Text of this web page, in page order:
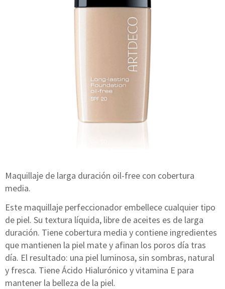
Maquillaje de larga duración oil-free con cobertura
media.
Este maquillaje perfeccionador embellece cualquier tipo
de piel. Su textura líquida, libre de aceites es de larga
duración. Tiene cobertura media y contiene ingredientes
que mantienen la piel mate y afinan los poros día tras
día. El resultado: una piel luminosa, sin sombras, natural
y fresca. Tiene Ácido Hialurónico y vitamina E para
mantener la belleza de la piel.